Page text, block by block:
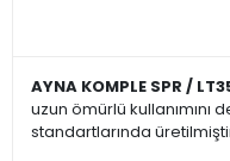
AYNA KOMPLE SPR /
uzun ömürlü
standartlarında